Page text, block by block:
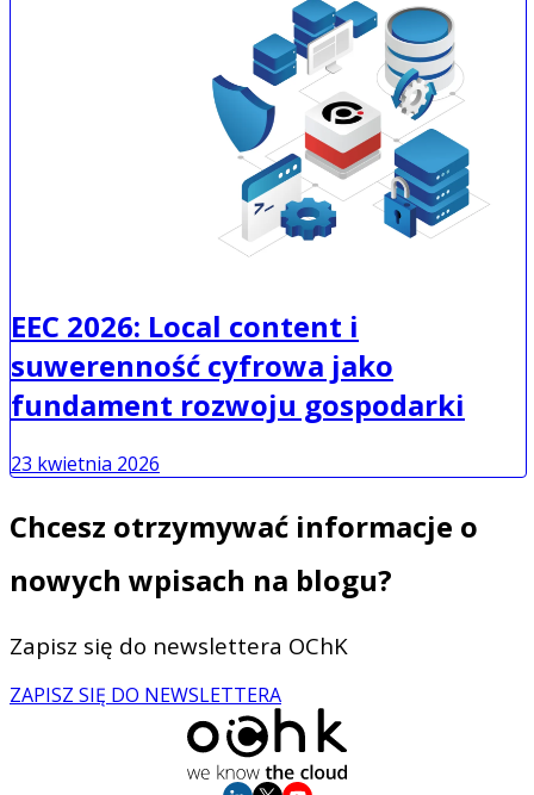
EEC 2026: Local content i
suwerenność cyfrowa jako
fundament rozwoju gospodarki
23 kwietnia 2026
Chcesz otrzymywać informacje o
nowych wpisach na blogu?
Zapisz się do newslettera OChK
ZAPISZ SIĘ DO NEWSLETTERA